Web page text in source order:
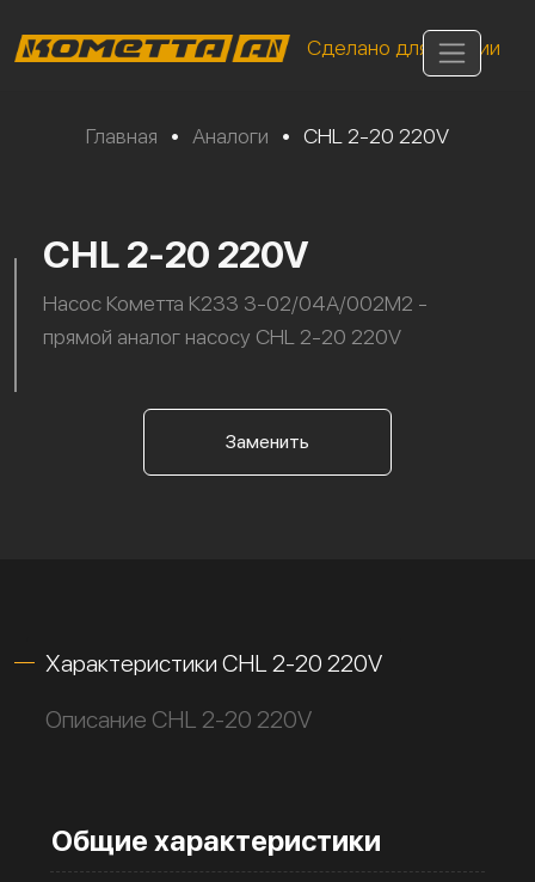
Сделано для России
Главная • Аналоги • CHL 2-20 220V
CHL 2-20 220V
Насос Кометта К233 3-02/04А/002М2 -
прямой аналог насосу CHL 2-20 220V
Заменить
Характеристики CHL 2-20 220V
Описание CHL 2-20 220V
Общие характеристики